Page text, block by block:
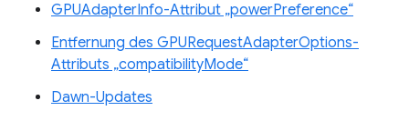
GPUAdapterInfo-Attribut „powerPreference“
Entfernung des GPURequestAdapterOptions-
Attributs „compatibilityMode“
Dawn-Updates